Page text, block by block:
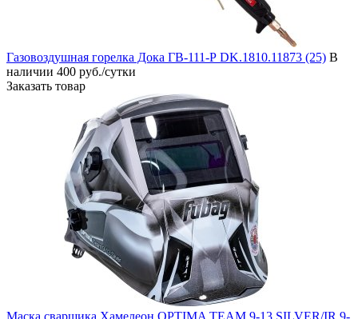
Газовоздушная горелка Дока ГВ-111-Р DK.1810.11873 (25) В
наличии 400 руб./сутки
Заказать товар
Маска сварщика Хамелеон OPTIMA TEAM 9-13 SILVER/IR 9-